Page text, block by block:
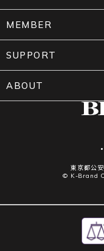
東京都公
© K-Brand
MEMBER
SUPPORT
ABOUT